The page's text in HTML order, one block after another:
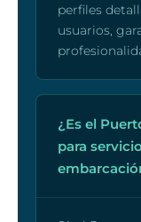
perfiles
usuarios,
¿Es el
para